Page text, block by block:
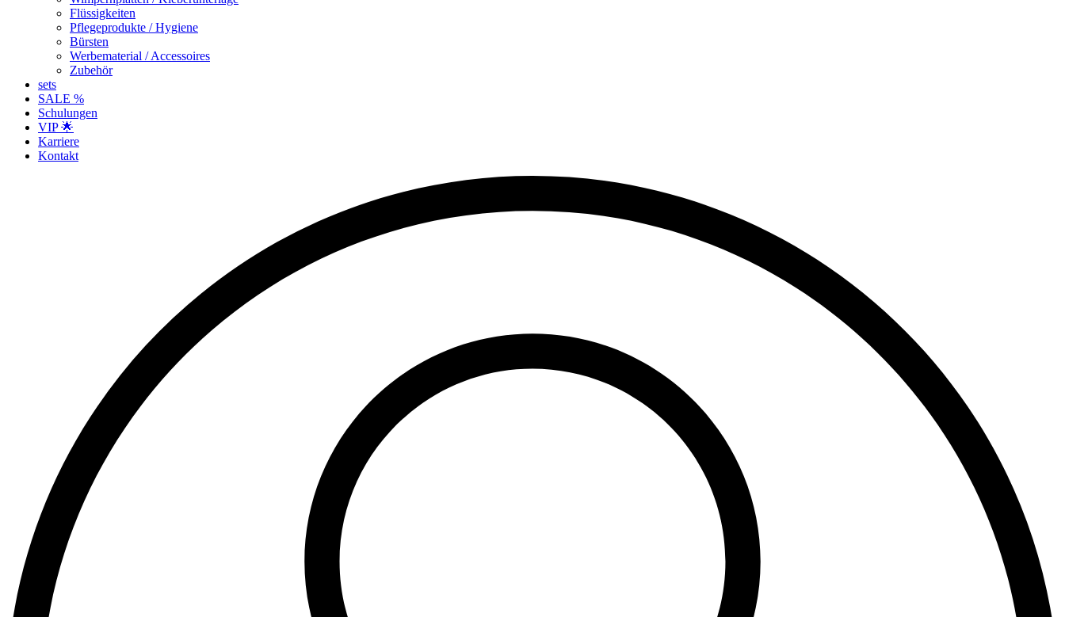
Flüssigkeiten
Pflegeprodukte / Hygiene
Bürsten
Werbematerial / Accessoires
Zubehör
sets
SALE %
Schulungen
VIP 🌟
Karriere
Kontakt